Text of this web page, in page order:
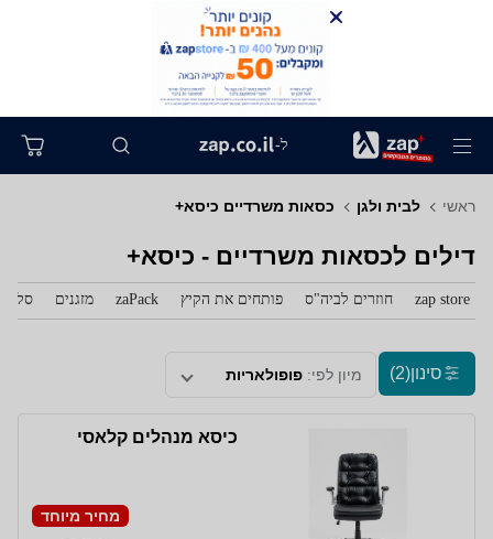
ל-
ראשי לבית ולגן כסאות משרדיים כיסא+
דילים לכסאות משרדיים - כיסא+
zap store חוזרים לביה"ס פותחים את הקיץ zaPack מזגנים
סינון(2) מיון לפי: פופולאריות
כיסא מנהלים קלאסי
מחיר מיוחד